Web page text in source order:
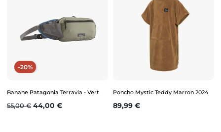
-20%
Banane Patagonia Terravia - Vert
Prix de base
55,00 € Prix
44,00 €
Poncho Mystic Teddy Marron 2024
Prix
89,99 €